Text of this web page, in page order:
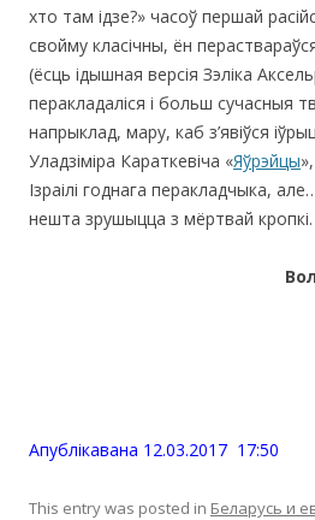
хто там ідзе?» часоў першай
свойму класічны, ён
(ёсць ідышная версія Зэліка
перакладаліся і больш сучасныя
напрыклад, мару, каб з’явіўся
Уладзіміра Караткевіча «Яўрэйцы
Ізраілі годнага перакладчыка,
нешта зрушыцца з мёртвай кропкі.
Апублiкавана 12.03.2017 17:50
This entry was posted in Беларусь и